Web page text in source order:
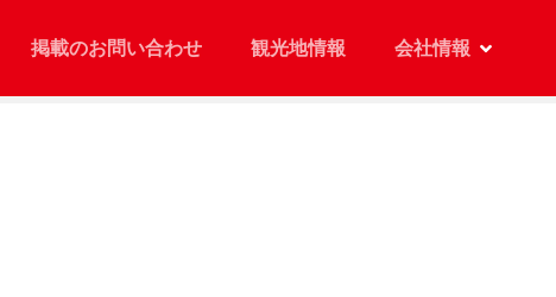
掲載のお問い合わせ 観光地情報 会社情報